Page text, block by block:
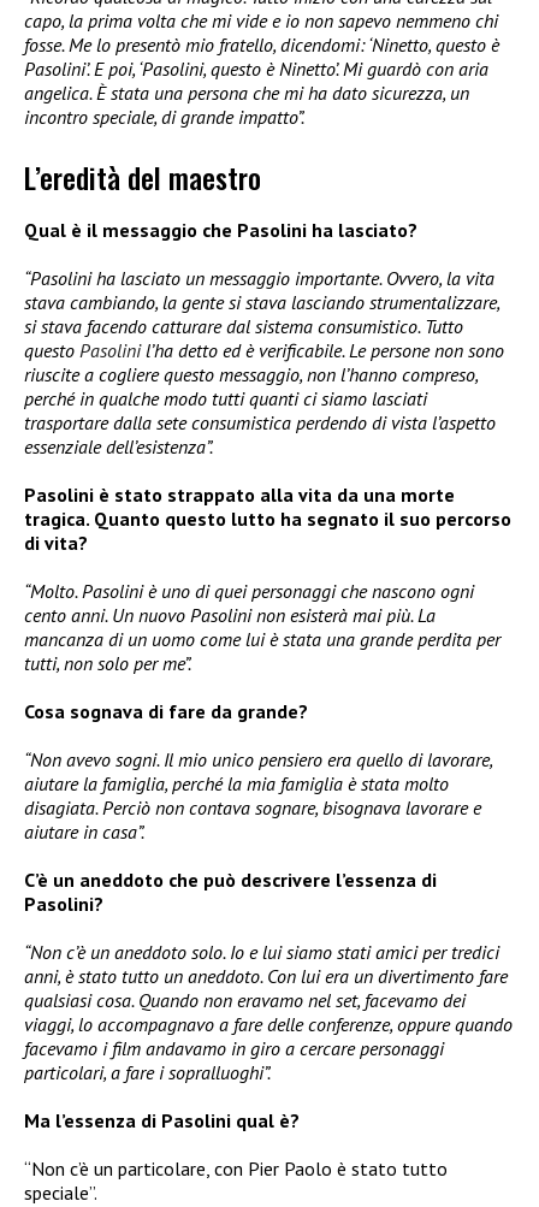
capo, la prima volta che mi vide e io non sapevo nemmeno chi
fosse. Me lo presentò mio fratello, dicendomi: ‘Ninetto, questo è
Pasolini’. E poi, ‘Pasolini, questo è Ninetto’. Mi guardò con aria
angelica. È stata una persona che mi ha dato sicurezza, un
incontro speciale, di grande impatto”.
L’eredità del maestro
Qual è il messaggio che Pasolini ha lasciato?
“Pasolini ha lasciato un messaggio importante. Ovvero, la vita
stava cambiando, la gente si stava lasciando strumentalizzare,
si stava facendo catturare dal sistema consumistico. Tutto
questo Pasolinil’ha detto ed è verificabile. Le persone non sono
riuscite a cogliere questo messaggio, non l’hanno compreso,
perché in qualche modo tutti quanti ci siamo lasciati
trasportare dalla sete consumistica perdendo di vista l’aspetto
essenziale dell’esistenza”.
Pasolini è stato strappato alla vita da una morte
tragica. Quanto questo lutto ha segnato il suo percorso
di vita?
“Molto. Pasolini è uno di quei personaggi che nascono ogni
cento anni. Un nuovo Pasolini non esisterà mai più. La
mancanza di un uomo come lui è stata una grande perdita per
tutti, non solo per me”.
Cosa sognava di fare da grande?
“Non avevo sogni. Il mio unico pensiero era quello di lavorare,
aiutare la famiglia, perché la mia famiglia è stata molto
disagiata. Perciò non contava sognare, bisognava lavorare e
aiutare in casa”.
C’è un aneddoto che può descrivere l’essenza di
Pasolini?
“Non c’è un aneddoto solo. Io e lui siamo stati amici per tredici
anni, è stato tutto un aneddoto. Con lui era un divertimento fare
qualsiasi cosa. Quando non eravamo nel set, facevamo dei
viaggi, lo accompagnavo a fare delle conferenze, oppure quando
facevamo i film andavamo in giro a cercare personaggi
particolari, a fare i sopralluoghi”.
Ma l’essenza di Pasolini qual è?
“Non c’è un particolare, con Pier Paolo è stato tutto
speciale”.